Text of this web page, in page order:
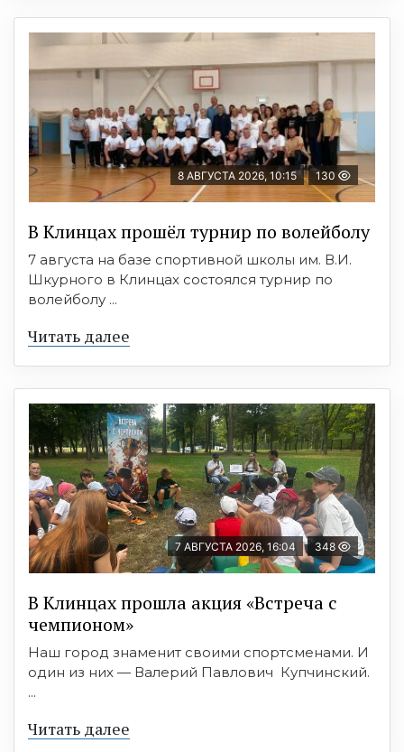
8 АВГУСТА 2026, 10:15 130
В Клинцах прошёл турнир по волейболу
7 августа на базе спортивной школы им. В.И.
Шкурного в Клинцах состоялся турнир по
волейболу ...
Читать далее
7 АВГУСТА 2026, 16:04 348
В Клинцах прошла акция «Встреча с
чемпионом»
Наш город знаменит своими спортсменами. И
один из них — Валерий Павлович Купчинский.
...
Читать далее